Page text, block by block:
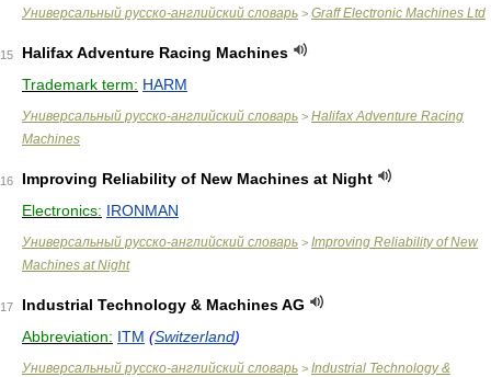
Универсальный русско-английский словарь > Graff Electronic Machines Ltd
15
Halifax Adventure Racing Machines
Trademark term: HARM
Универсальный русско-английский словарь > Halifax Adventure Racing
Machines
16
Improving Reliability of New Machines at Night
Electronics: IRONMAN
Универсальный русско-английский словарь > Improving Reliability of New
Machines at Night
17
Industrial Technology & Machines AG
Abbreviation: ITM (Switzerland)
Универсальный русско-английский словарь > Industrial Technology &